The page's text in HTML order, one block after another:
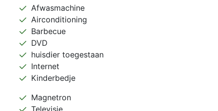
Afwasmachine
Airconditioning
Barbecue
DVD
huisdier toegestaan
Internet
Kinderbedje
Magnetron
Televisie